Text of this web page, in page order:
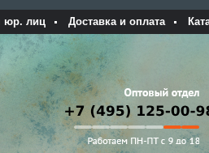
юр. лиц Доставка и оплата